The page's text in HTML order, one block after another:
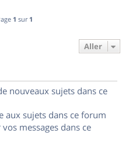
1 sur 1
Aller
nouveaux sujets dans ce
aux sujets dans ce forum
messages dans ce